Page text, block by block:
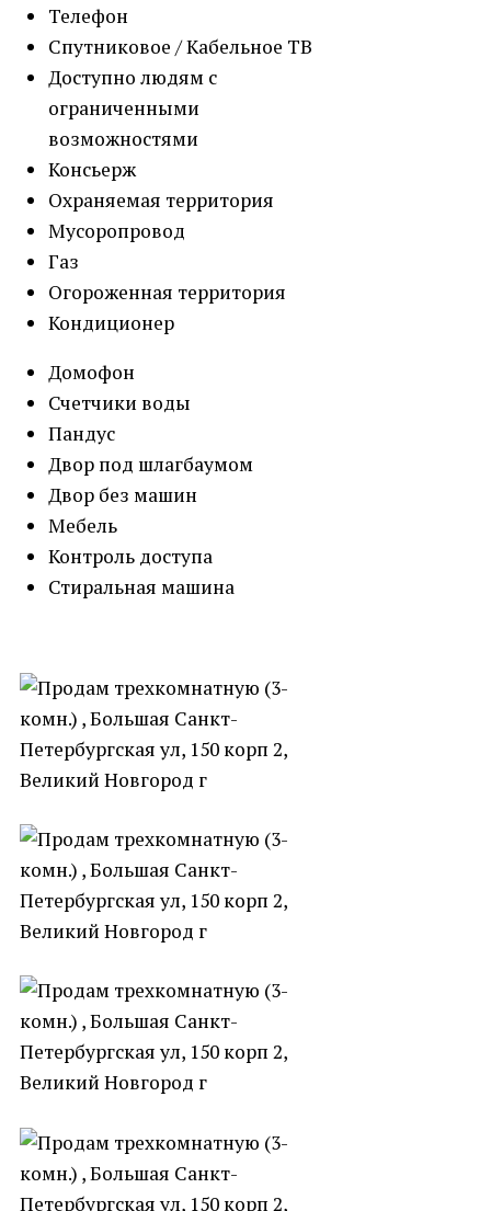
Телефон
Спутниковое / Кабельное ТВ
Доступно людям с
ограниченными
возможностями
Консьерж
Охраняемая территория
Мусоропровод
Газ
Огороженная территория
Кондиционер
Домофон
Счетчики воды
Пандус
Двор под шлагбаумом
Двор без машин
Мебель
Контроль доступа
Стиральная машина